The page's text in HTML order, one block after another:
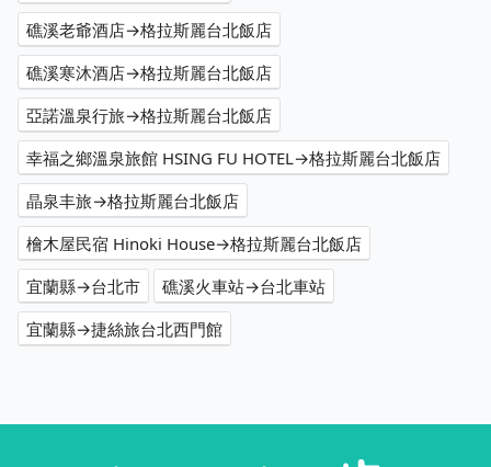
礁溪老爺酒店→格拉斯麗台北飯店
礁溪寒沐酒店→格拉斯麗台北飯店
亞諾溫泉行旅→格拉斯麗台北飯店
幸福之鄉溫泉旅館 HSING FU HOTEL→格拉斯麗台北飯店
晶泉丰旅→格拉斯麗台北飯店
檜木屋民宿 Hinoki House→格拉斯麗台北飯店
宜蘭縣→台北市
礁溪火車站→台北車站
宜蘭縣→捷絲旅台北西門館